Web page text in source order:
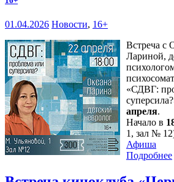
01.04.2026 Новости, 16+
Встреча с
Лариной,
«СДВГ:
апреля.
Начало в
1, зал №
Афиша
Подробнее